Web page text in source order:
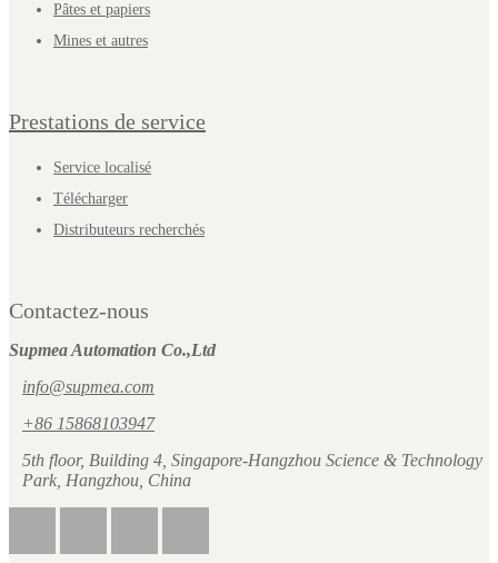
Pâtes et papiers
Mines et autres
Prestations de service
Service localisé
Télécharger
Distributeurs recherchés
Contactez-nous
Supmea Automation Co.,Ltd
info@supmea.com
+86 15868103947
5th floor, Building 4, Singapore-Hangzhou Science & Technology
Park, Hangzhou, China